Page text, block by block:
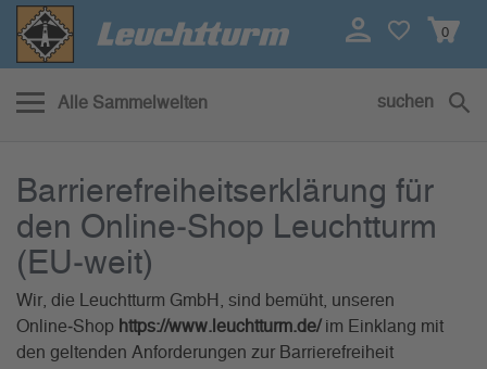
0
Alle Sammelwelten suchen
Barrierefreiheit
Barrierefreiheitserklärung für
den Online‑Shop Leuchtturm
(EU‑weit)
Wir, die Leuchtturm GmbH, sind bemüht, unseren
Online‑Shop https://www.leuchtturm.de/im Einklang mit
den geltenden Anforderungen zur Barrierefreiheit